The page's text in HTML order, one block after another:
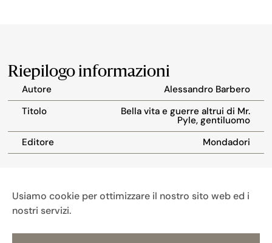
Usiamo cookie per ottimizzare il nostro sito web ed i
nostri servizi.
Riepilogo informazioni
Autore
Alessandro Barbero
Titolo
Bella vita e guerre altrui di Mr.
Pyle, gentiluomo
Editore
Mondadori